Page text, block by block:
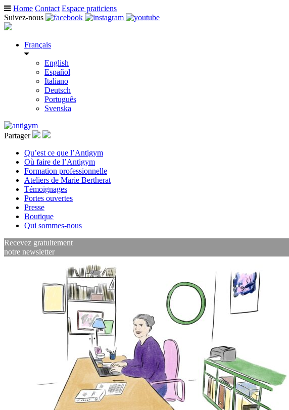
Home Contact Espace praticiens
Suivez-nous
Français
English
Español
Italiano
Deutsch
Português
Svenska
Partager
Qu’est ce que l’Antigym
Où faire de l’Antigym
Formation professionnelle
Ateliers de Marie Bertherat
Témoignages
Portes ouvertes
Presse
Boutique
Qui sommes-nous
Recevez gratuitement
notre newsletter